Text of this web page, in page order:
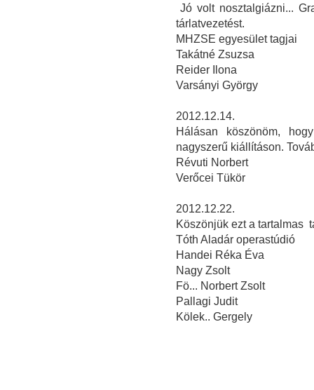
Jó volt nosztalgiázni...
tárlatvezetést.
MHZSE egyesület tagjai
Takátné Zsuzsa
Reider Ilona
Varsányi György
2012.12.14.
Hálásan köszönöm,
nagyszerű kiállításon.
Révuti Norbert
Verőcei Tükör
2012.12.22.
Köszönjük ezt a tartalmas
Tóth Aladár operastúdió
Handei Réka Éva
Nagy Zsolt
Fö... Norbert Zsolt
Pallagi Judit
Kölek.. Gergely